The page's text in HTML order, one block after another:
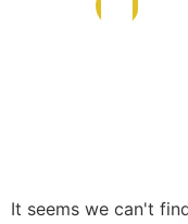
de
It seems we can't